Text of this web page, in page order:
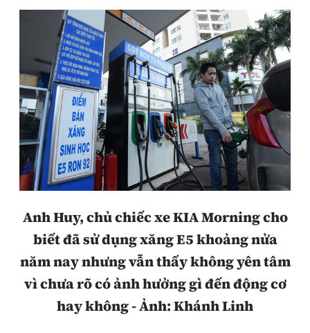
Tâm điểm
Xếp hạng xe
Lái mới
Tư vấn sử dụng
Chọn xe
Lái xe an toàn
Bảo hiểm xe
Sản phẩm bảo hiểm
Bồi thường bảo hiểm
Xe xanh
Video
Review xe
Giới thiệu xe
Tư vấn
Ảnh
Xe máy
Anh Huy, chủ chiếc xe KIA Morning cho
biết đã sử dụng xăng E5 khoảng nửa
năm nay nhưng vẫn thấy không yên tâm
vì chưa rõ có ảnh hưởng gì đến động cơ
hay không - Ảnh: Khánh Linh